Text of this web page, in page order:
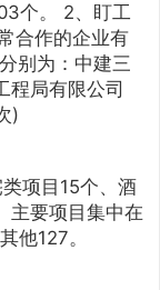
个。 2、盯工
合作的企业有
别为：中建三
程局有限公司
)
项目15个、酒
主要项目集中在
他127。